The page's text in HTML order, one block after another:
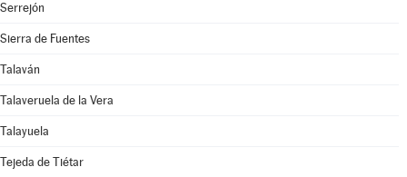
Serrejón
Sierra de Fuentes
Talaván
Talaveruela de la Vera
Talayuela
Tejeda de Tiétar